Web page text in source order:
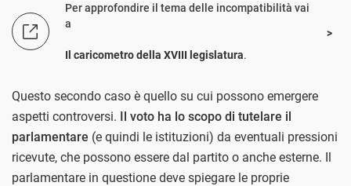
Per approfondire il tema delle incompatibilità vai
a
Il caricometro della XVIII legislatura.
Questo secondo caso è quello su cui possono emergere
aspetti controversi. Il voto ha lo scopo di tutelare il
parlamentare (e quindi le istituzioni) da eventuali pressioni
ricevute, che possono essere dal partito o anche esterne. Il
parlamentare in questione deve spiegare le proprie